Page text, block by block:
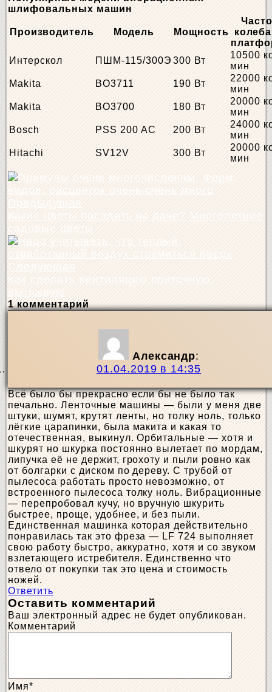
шлифовальных машин
Производитель Модель Мощность
Интерскол
ПШМ-115/300Э 300 Вт
10500
мин
Makita
BO3711 190 Вт
22000
мин
Makita
BO3700 180 Вт
20000
мин
Bosch
PSS 200 AC 200 Вт
24000
мин
Hitachi
SV12V 300 Вт
20000
мин
Предыдущая
Какие цветы посадить на даче? Многолетние
садовые цветы
Следующая
Как сделать вентиляцию приточную,
вытяжную
1 комментарий
Александр:
01.04.2019 в 14:35
Всё было бы прекрасно если бы не было так
печально. Ленточные машины — были у меня две
штуки, шумят, крутят ленты, но толку ноль, только
лёгкие царапинки, была макита и какая то
отечественная, выкинул. Орбитальные — хотя и
шкурят но шкурка постоянно вылетает по мордам,
липучка её не держит, грохоту и пыли ровно как
от болгарки с диском по дереву. С трубой от
пылесоса работать просто невозможно, от
встроенного пылесоса толку ноль. Вибрационные
— перепробовал кучу, но вручную шкурить
быстрее, проще, удобнее, и без пыли.
Единственная машинка которая действительно
понравилась так это фреза — LF 724 выполняет
свою работу быстро, аккуратно, хотя и со звуком
взлетающего истребителя. Единственно что
отвело от покупки так это цена и стоимость
ножей.
Ответить
Оставить комментарий
Ваш электронный адрес не будет опубликован.
Комментарий
Имя*